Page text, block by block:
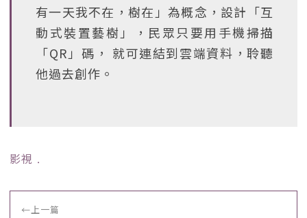
有一天我不在，樹在」為概念，設計「互
動式裝置藝樹」，民眾只要用手機掃描
「QR」碼， 就可連結到雲端資料，聆聽
他過去創作。
影視 ﹒
←上一篇